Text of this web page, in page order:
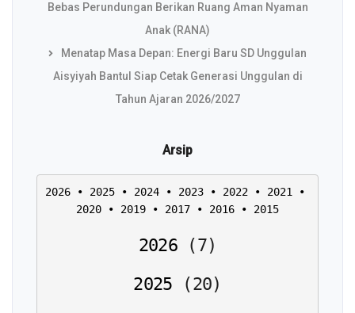
Bebas Perundungan Berikan Ruang Aman Nyaman
Anak (RANA)
Menatap Masa Depan: Energi Baru SD Unggulan
Aisyiyah Bantul Siap Cetak Generasi Unggulan di
Tahun Ajaran 2026/2027
Arsip
2026 • 2025 • 2024 • 2023 • 2022 • 2021
2020 • 2019 • 2017 • 2016 • 2015
2026 (7)
2025
(20)